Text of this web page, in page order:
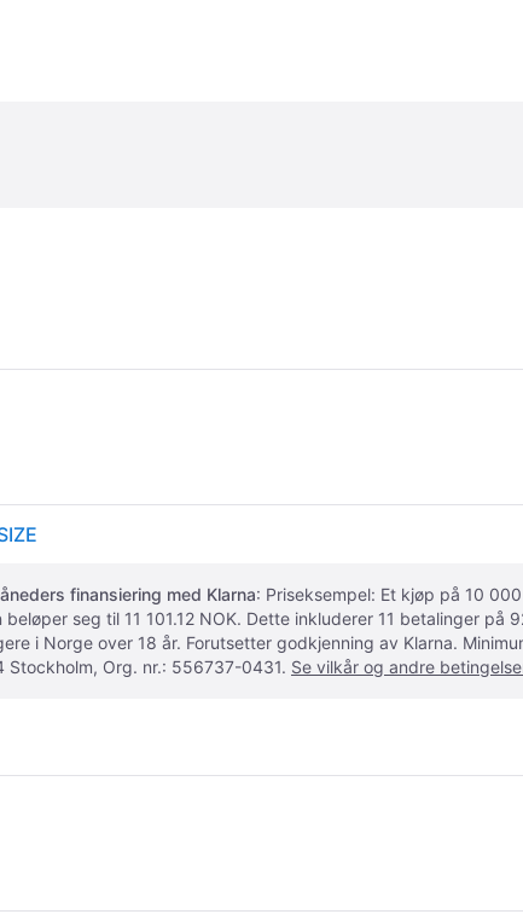
finansiering med Klarna: Priseksempel: Et kjøp på 10
seg til 11 101.12 NOK. Dette inkluderer 11 betalinger
i Norge over 18 år. Forutsetter godkjenning av Klarna.
Stockholm, Org. nr.: 556737-0431. Se vilkår og andre